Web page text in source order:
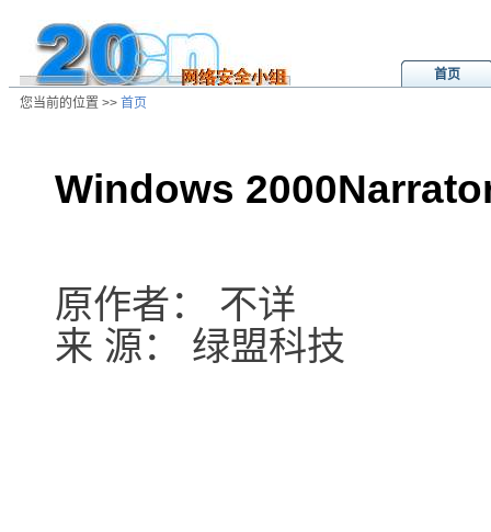
首页
您当前的位置 >> 首页
Windows
原作者： 不详
来 源： 绿盟科技